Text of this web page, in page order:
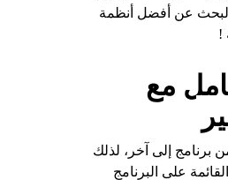
عن أفضل أنظمة
!
مع
برنامج إلى آخر، لذلك
على البرنامج